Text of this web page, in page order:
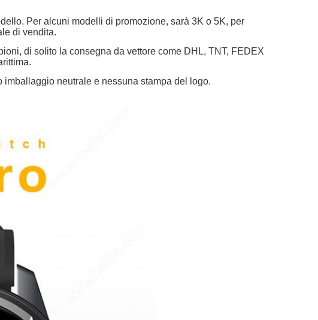
Per alcuni modelli di promozione, sarà 3K o 5K, per
di vendita.
di solito la consegna da vettore come DHL, TNT, FEDEX
neutrale e nessuna stampa del logo.